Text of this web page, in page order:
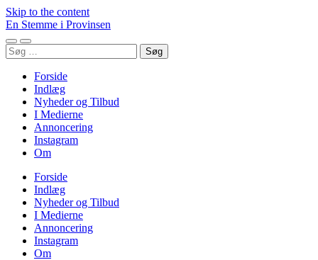
Skip to the content
En Stemme i Provinsen
Toggle
mobile
Toggle
search
Søg
efter:
Forside
Indlæg
Nyheder og Tilbud
I Medierne
Annoncering
Instagram
Om
Forside
Indlæg
Nyheder og Tilbud
I Medierne
Annoncering
Instagram
Om